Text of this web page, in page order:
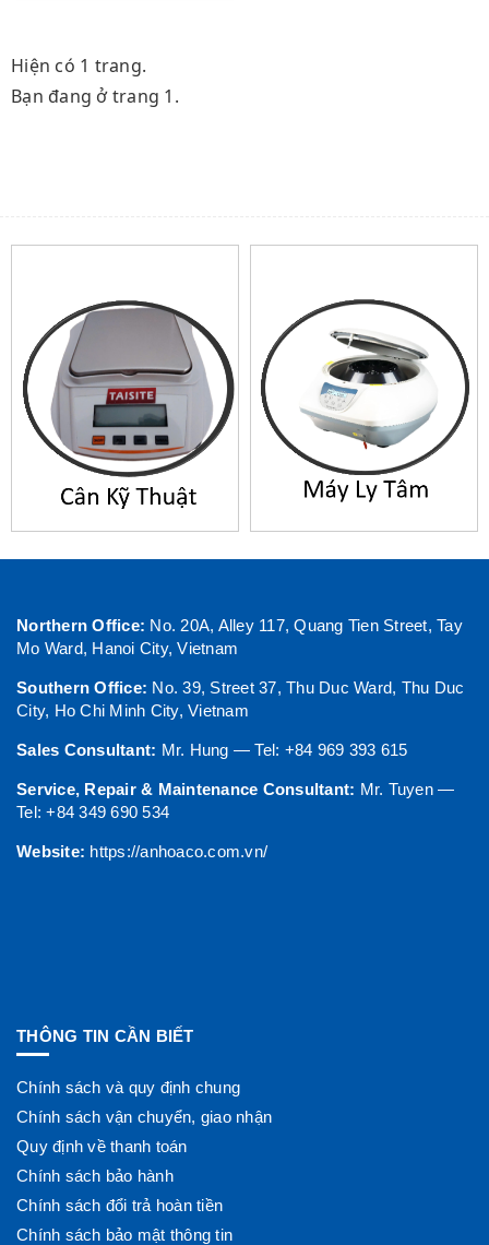
Hiện có 1 trang.
Bạn đang ở trang 1.
Northern Office: No. 20A, Alley 117, Quang Tien Street, Tay
Mo Ward, Hanoi City, Vietnam
Southern Office: No. 39, Street 37, Thu Duc Ward, Thu Duc
City, Ho Chi Minh City, Vietnam
Sales Consultant: Mr. Hung — Tel: +84 969 393 615
Service, Repair & Maintenance Consultant: Mr. Tuyen —
Tel: +84 349 690 534
Website: https://anhoaco.com.vn/
THÔNG TIN CẦN BIẾT
Chính sách và quy định chung
Chính sách vận chuyển, giao nhận
Quy định về thanh toán
Chính sách bảo hành
Chính sách đổi trả hoàn tiền
Chính sách bảo mật thông tin